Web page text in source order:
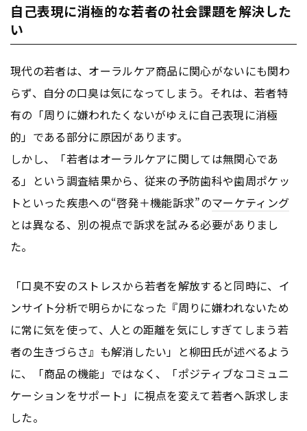
自己表現に消極的な若者の社会課題を解決した
い
現代の若者は、オーラルケア商品に関心がないにも関わ
らず、自分の口臭は気になってしまう。それは、若者特
有の「周りに嫌われたくないがゆえに自己表現に消極
的」である部分に原因があります。
しかし、「若者はオーラルケアに関しては無関心であ
る」という調査結果から、従来の予防歯科や歯周ポケッ
トといった疾患への“啓発＋機能訴求”のマーケティング
とは異なる、別の視点で訴求を試みる必要がありまし
た。
「口臭不安のストレスから若者を解放すると同時に、イ
ンサイト分析で明らかになった『周りに嫌われないため
に常に気を使って、人との距離を気にしすぎてしまう若
者の生きづらさ』も解消したい」と柳田氏が述べるよう
に、「商品の機能」ではなく、「ポジティブなコミュニ
ケーションをサポート」に視点を変えて若者へ訴求しま
した。